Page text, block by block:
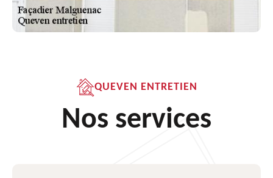
QUEVEN ENTRETIEN
Nos services